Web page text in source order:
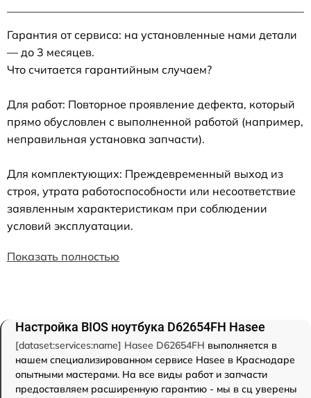
Гарантия от сервиса: на установленные нами детали
— до 3 месяцев.
Что считается гарантийным случаем?
Для работ: Повторное проявление дефекта, который
прямо обусловлен с выполненной работой (например,
неправильная установка запчасти).
Для комплектующих: Преждевременный выход из
строя, утрата работоспособности или несоответствие
заявленным характеристикам при соблюдении
условий эксплуатации.
Показать полностью
Настройка BIOS ноутбука D62654FH Hasee
[dataset:services:name] Hasee D62654FH выполняется в
нашем специализированном сервисе Hasee в Краснодаре
опытными мастерами. На все виды работ и запчасти
предоставляем расширенную гарантию - мы в сц уверены